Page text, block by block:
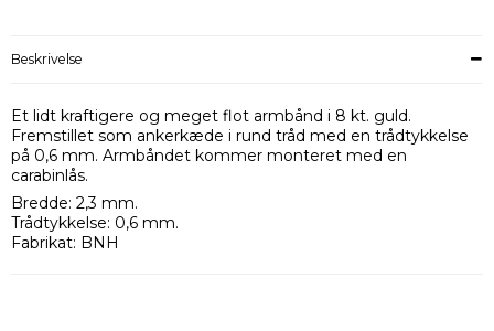
Beskrivelse
Et lidt kraftigere og meget flot armbånd i 8 kt. guld.
Fremstillet som ankerkæde i rund tråd med en trådtykkelse
på 0,6 mm. Armbåndet kommer monteret med en
carabinlås.
Bredde: 2,3 mm.
Trådtykkelse: 0,6 mm.
Fabrikat: BNH